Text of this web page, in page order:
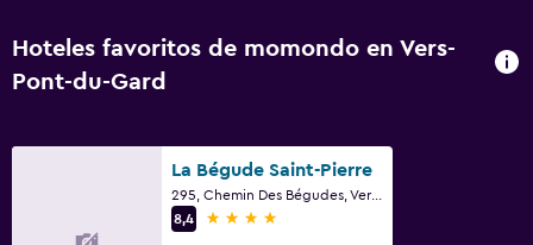
Hoteles favoritos de momondo en Vers-
Pont-du-Gard
La Bégude Saint-Pierre
295, Chemin Des Bégudes, Vers-Pont-du-Gard, Gard
8,4
4 estrellas